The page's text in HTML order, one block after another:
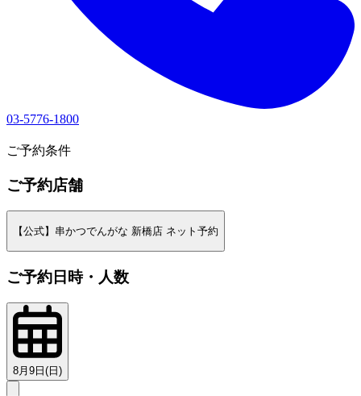
03-5776-1800
ご予約条件
ご予約店舗
【公式】串かつでんがな 新橋店 ネット予約
ご予約日時・人数
8月9日(日)